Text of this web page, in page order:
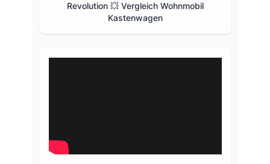
Revolution 💥 Vergleich Wohnmobil
Kastenwagen